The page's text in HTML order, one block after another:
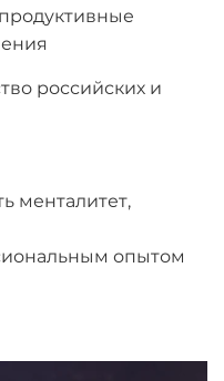
российских и
менталитет,
опытом